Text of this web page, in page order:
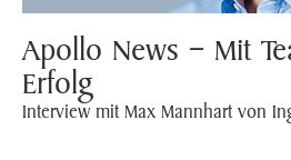
Apollo News – Mit
Erfolg
Interview mit Max Mannhart von